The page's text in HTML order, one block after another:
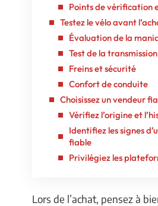
Points de vérification
Testez le vélo avant
Évaluation de la
Test de la transmission
Freins et sécurité
Confort de conduite
Choisissez un vendeur
Vérifiez l’origine et
Identifiez les signes
fiable
Privilégiez les
Lors de l’achat, pensez à